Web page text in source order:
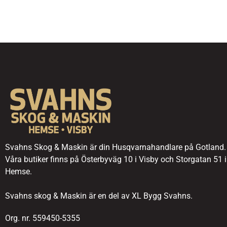
Svahns Skog & Maskin är din Husqvarnahandlare på Gotland.
Våra butiker finns på Österbyväg 10 i Visby och Storgatan 51 i
Hemse.
Svahns skog & Maskin är en del av XL Bygg Svahns.
Org. nr. 559450-5355